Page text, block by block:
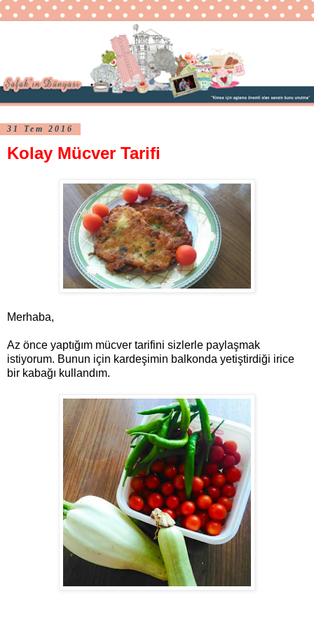
31 Tem 2016
Kolay Mücver Tarifi
Merhaba,
Az önce yaptığım mücver tarifini sizlerle paylaşmak
istiyorum. Bunun için kardeşimin balkonda yetiştirdiği irice
bir kabağı kullandım.